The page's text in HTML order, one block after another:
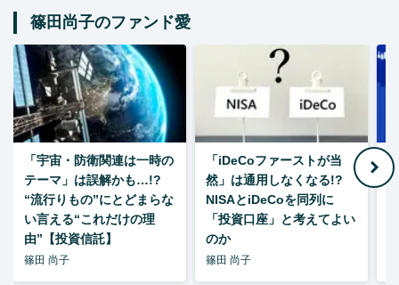
篠田尚子のファンド愛
「宇宙・防衛関連は一時の
テーマ」は誤解かも…!?
“流行りもの”にとどまらな
い言える“これだけの理
由”【投資信託】
篠田 尚子
「iDeCoファーストが当
然」は通用しなくなる!?
NISAとiDeCoを同列に
「投資口座」と考えてよい
のか
篠田 尚子